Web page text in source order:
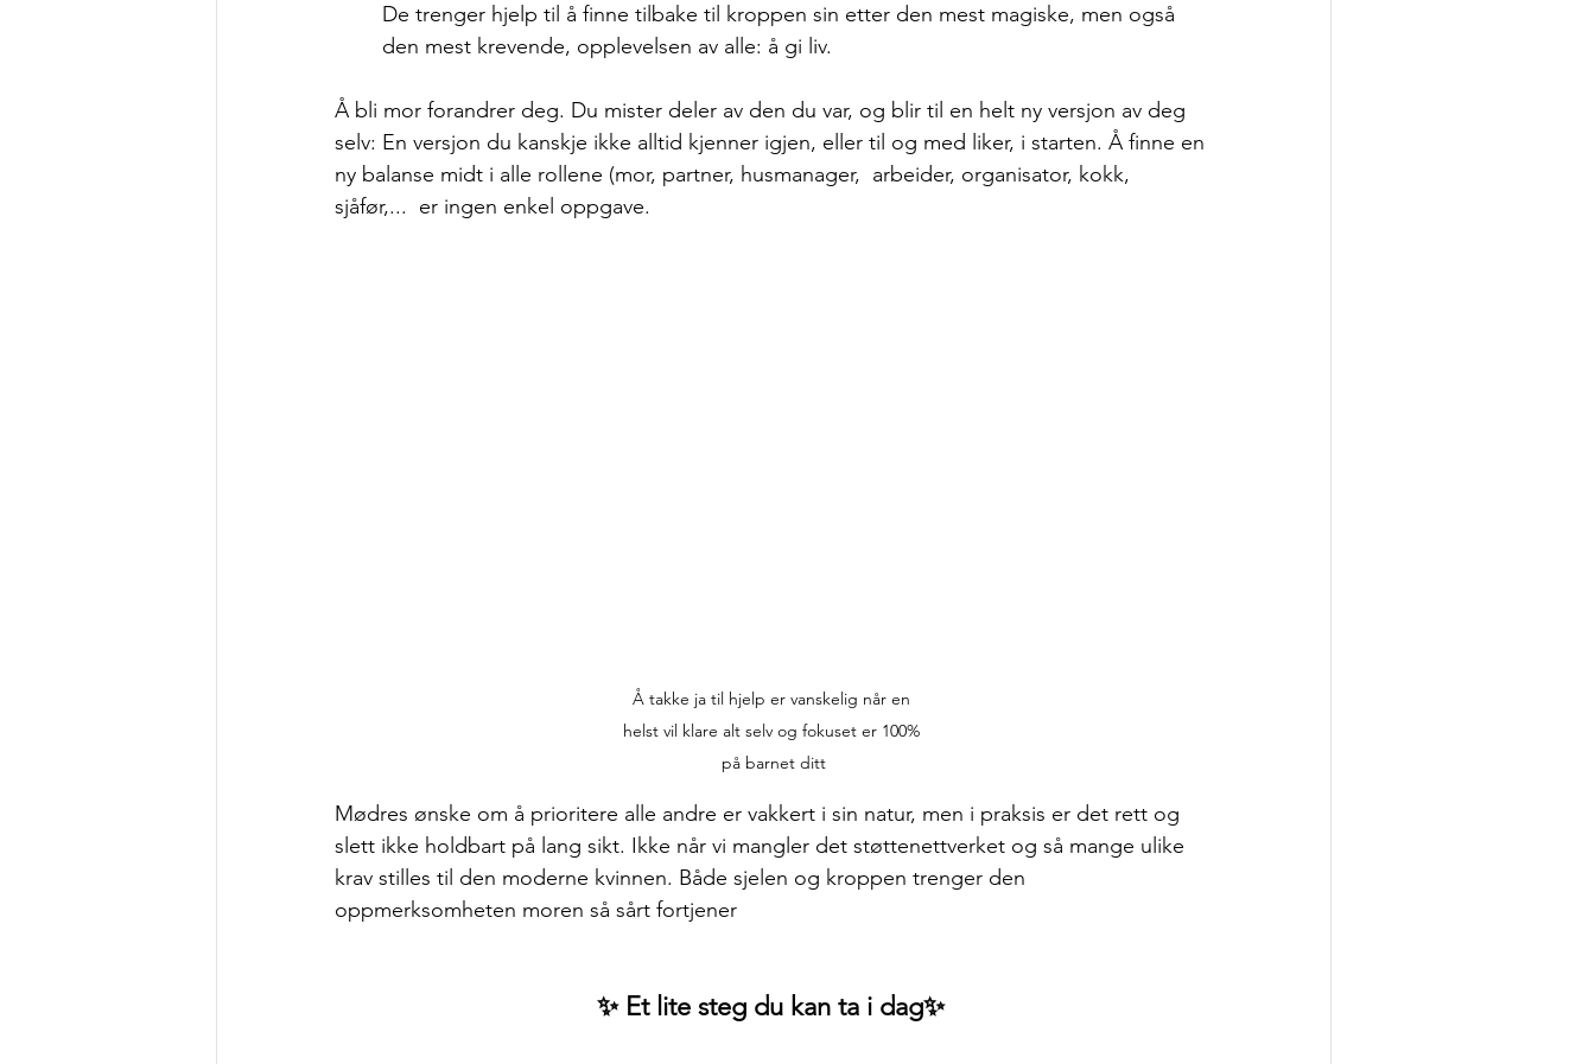
De trenger hjelp til å finne tilbake til kroppen sin etter den mest magiske, men også
den mest krevende, opplevelsen av alle: å gi liv.
Å bli mor forandrer deg. Du mister deler av den du var, og blir til en helt ny versjon av deg
selv: En versjon du kanskje ikke alltid kjenner igjen, eller til og med liker, i starten. Å finne en
ny balanse midt i alle rollene (mor, partner, husmanager,  arbeider, organisator, kokk,
sjåfør,...  er ingen enkel oppgave.
Å takke ja til hjelp er vanskelig når en
helst vil klare alt selv og fokuset er 100%
på barnet ditt
Mødres ønske om å prioritere alle andre er vakkert i sin natur, men i praksis er det rett og
slett ikke holdbart på lang sikt. Ikke når vi mangler det støttenettverket og så mange ulike
krav stilles til den moderne kvinnen. Både sjelen og kroppen trenger den
oppmerksomheten moren så sårt fortjener
✨ Et lite steg du kan ta i dag✨